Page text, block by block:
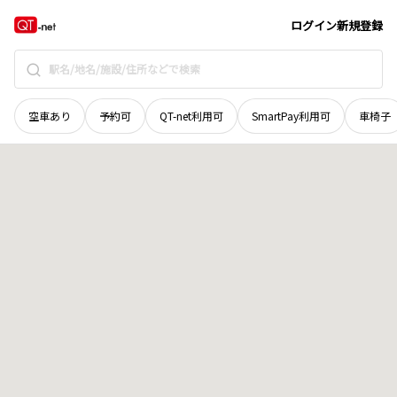
ログイン新規登録
空車あり 予約可 QT-net利用可 SmartPay利用可 車椅子
岡山県